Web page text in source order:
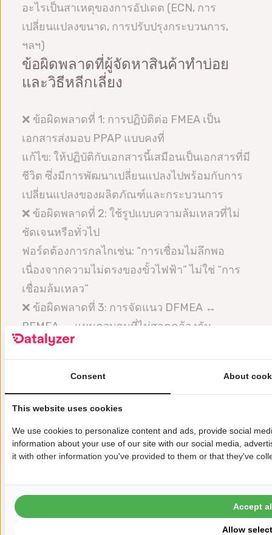
อะไรเป็นสาเหตุของการอัปเดต (ECN, การ
เปลี่ยนแปลงขนาด, การปรับปรุงกระบวนการ,
ฯลฯ)
ข้อผิดพลาดที่ผู้จัดหาสินค้าทำบ่อย
และวิธีหลีกเลี่ยง
❌ ข้อผิดพลาดที่ 1: การปฏิบัติต่อ FMEA เป็น
เอกสารส่งมอบ PPAP แบบคงที่
แก้ไข: ให้ปฏิบัติกับเอกสารนี้เสมือนเป็นเอกสารที่มี
ชีวิต ซึ่งมีการพัฒนาเปลี่ยนแปลงไปพร้อมกับการ
เปลี่ยนแปลงของผลิตภัณฑ์และกระบวนการ
❌ ข้อผิดพลาดที่ 2: ใช้รูปแบบความล้มเหลวที่ไม่
ชัดเจนหรือทั่วไป
ฟอร์ดต้องการกลไกเช่น: “การเชื่อมไม่ลึกพอ
เนื่องจากความไม่ตรงของขั้วไฟฟ้า” ไม่ใช่ “การ
เชื่อมล้มเหลว”
❌ ข้อผิดพลาดที่ 3: การจัดแนว DFMEA ↔
PFMEA ↔ แผนควบคุมที่ไม่สอดคล้องกัน
นี่คือข้อค้นพบจากการตรวจสอบฟอร์ดอันดับ 1
❌ ข้อผิดพลาดที่ 4: ไม่มีหลักฐานว่าการดำเนิน
การนั้นได้ปรับปรุงความเสี่ยงจริง
ถูกต้อง
❌ ข้อผิดพลาดที่ 5: การประยุกต์ใช้ลักษณะพิเศษที่
ต้องใช้สัญลักษณ์ SC เฉพาะของฟอร์ดอย่างถูก
ต้องและสม่ำเสมอ
Consent About
This website uses cookies
We use cookies to personalize content and ads, provide social
information about your use of our site with our social media,
it with other information you've provided to them or that they've
Allow
Accept